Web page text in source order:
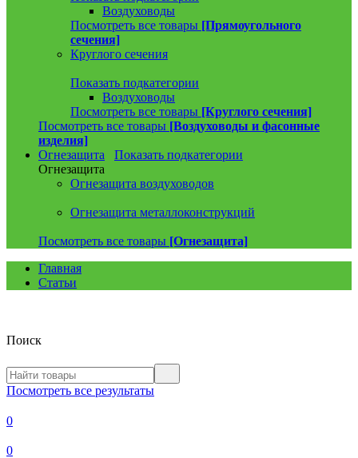
Воздуховоды
Посмотреть все товары [Прямоугольного
сечения]
Круглого сечения
Показать подкатегории
Воздуховоды
Посмотреть все товары [Круглого сечения]
Посмотреть все товары [Воздуховоды и фасонные
изделия]
Огнезащита
Показать подкатегории
Огнезащита
Огнезащита воздуховодов
Огнезащита металлоконструкций
Посмотреть все товары [Огнезащита]
Главная
Статьи
Поиск
Посмотреть все результаты
0
0